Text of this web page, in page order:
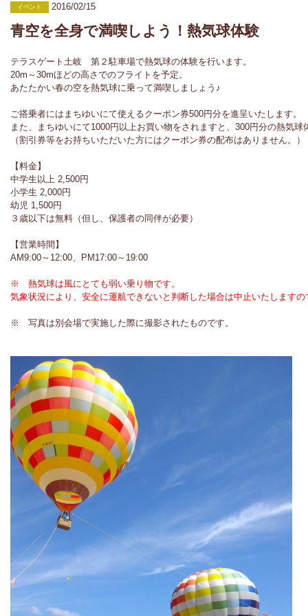
イベント 2016/02/15
青空を全身で満喫しよう！熱気球体験
テラスゲート土岐 第２駐車場で熱気球の体験を行います。
20m～30mほどの高さでのフライトを予定。
あたたかい春の空を熱気球に乗って満喫しましょう♪
ご搭乗者にはまちゆいにて使​えるクーポン券500円分を進呈いたします。
また、まちゆいにて1000円以上お買い物をされますと、300円分の熱気
（割引券等をお持ちいただいた方に​はクーポン券の配布はありません​。）
【料金】
中学生以上 2,500円
小学生 2,000円
幼児 1,500円
３歳以下は無料（但し、保護者の同伴が必要）
【営業時間】
AM9:00～12:00、PM17:00～19:00
※ 熱気球は風にとても弱い乗り物です。
気象状況により、安全に運航できないと判断した場合は中止いたします
※ 写真は別会場で実施した際に撮影されたものです。